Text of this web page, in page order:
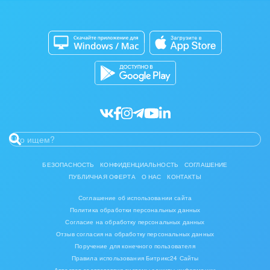
Инвестиционный бизнес
Интерьер, дизайн, декор
Консалтинговые и управленческие услуги
Мебель, лес, деревообработка
Медицина и фармацевтика
Металлургия
Кибербезопасность
Битрикс24 Маркет
Разработчикам приложений
БЕЗОПАСНОСТЬ КОНФИДЕНЦИАЛЬНОСТЬ
СОГЛАШЕНИЕ
ПУБЛИЧНАЯ ОФЕРТА
О НАС КОНТАКТЫ
Соглашение об использовании сайта
Политика обработки персональных данных
Согласие на обработку персональных данных
Отзыв согласия на обработку персональных данных
Поручение для конечного пользователя
Правила использования Битрикс24 Сайты